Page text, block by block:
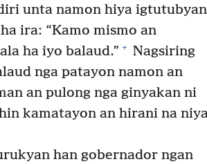
unta namon hiya igtutubyan
ira: “Kamo mismo an
ha iyo balaud.” + Nagsiring
nga patayon namon an
an pulong nga ginyakan ni
kamatayon an hirani na
han gobernador ngan